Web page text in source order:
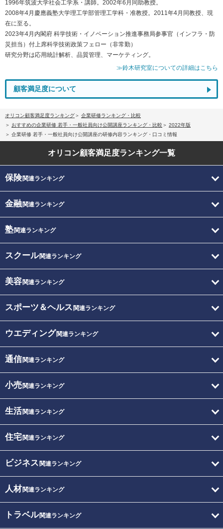
1996年筑波大学社会工学系・講師。2002年6月同助教授。
2008年4月慶應義塾大学理工学部管理工学科・准教授。2011年4月同教授、現
在に至る。
2023年4月内閣府 科学技術・イノベーション推進事務局参事官（インフラ・防
災担当）付上席科学技術政策フェロー（非常勤）
研究分野は応用統計解析、品質管理、マーケティング。
≫鈴木研究室についての詳細はこちら
顧客満足度について
オリコン顧客満足度ランキング
企業研修ランキング・比較
おすすめの企業研修 若手・一般社員向け公開講座ランキング・比較
2022年版
企業研修 若手・一般社員向け公開講座の研修内容ランキング・口コミ情報
オリコン顧客満足度ランキング一覧
保険関連ランキング
金融関連ランキング
塾関連ランキング
スクール関連ランキング
美容関連ランキング
スポーツ＆ヘルス 関連ランキング
ウエディング関連ランキング
通信関連ランキング
小売関連ランキング
生活関連ランキング
住宅関連ランキング
ビジネス 関連ランキング
人材関連ランキング
トラベル関連ランキング